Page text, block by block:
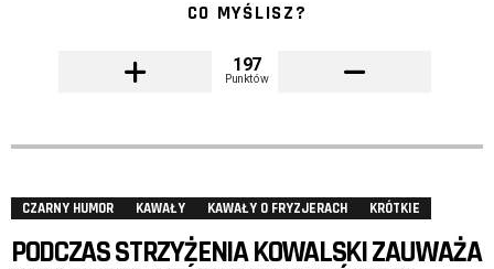
CO MYŚLISZ?
197
Punktów
CZARNY HUMOR KAWAŁY KAWAŁY O FRYZJERACH KRÓTKIE
PODCZAS STRZYŻENIA KOWALSKI ZAUWAŻA